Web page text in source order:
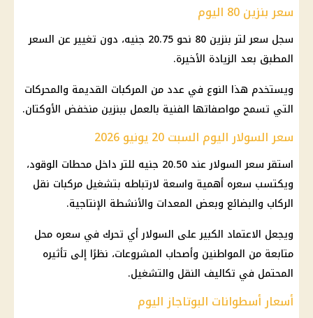
سعر بنزين 80 اليوم
سجل سعر لتر بنزين 80 نحو 20.75 جنيه، دون تغيير عن السعر
المطبق بعد الزيادة الأخيرة.
ويستخدم هذا النوع في عدد من المركبات القديمة والمحركات
التي تسمح مواصفاتها الفنية بالعمل ببنزين منخفض الأوكتان.
سعر السولار اليوم السبت 20 يونيو 2026
استقر سعر السولار عند 20.50 جنيه للتر داخل محطات الوقود،
ويكتسب سعره أهمية واسعة لارتباطه بتشغيل مركبات نقل
الركاب والبضائع وبعض المعدات والأنشطة الإنتاجية.
ويجعل الاعتماد الكبير على السولار أي تحرك في سعره محل
متابعة من المواطنين وأصحاب المشروعات، نظرًا إلى تأثيره
المحتمل في تكاليف النقل والتشغيل.
أسعار أسطوانات البوتاجاز اليوم